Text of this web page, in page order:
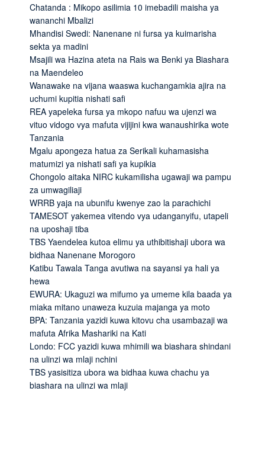
Chatanda : Mikopo asilimia 10 imebadili maisha ya
wananchi Mbalizi
Mhandisi Swedi: Nanenane ni fursa ya kuimarisha
sekta ya madini
Msajili wa Hazina ateta na Rais wa Benki ya Biashara
na Maendeleo
Wanawake na vijana waaswa kuchangamkia ajira na
uchumi kupitia nishati safi
REA yapeleka fursa ya mkopo nafuu wa ujenzi wa
vituo vidogo vya mafuta vijijini kwa wanaushirika wote
Tanzania
Mgalu apongeza hatua za Serikali kuhamasisha
matumizi ya nishati safi ya kupikia
Chongolo aitaka NIRC kukamilisha ugawaji wa pampu
za umwagiliaji
WRRB yaja na ubunifu kwenye zao la parachichi
TAMESOT yakemea vitendo vya udanganyifu, utapeli
na uposhaji tiba
TBS Yaendelea kutoa elimu ya uthibitishaji ubora wa
bidhaa Nanenane Morogoro
Katibu Tawala Tanga avutiwa na sayansi ya hali ya
hewa
EWURA: Ukaguzi wa mifumo ya umeme kila baada ya
miaka mitano unaweza kuzuia majanga ya moto
BPA: Tanzania yazidi kuwa kitovu cha usambazaji wa
mafuta Afrika Mashariki na Kati
Londo: FCC yazidi kuwa mhimili wa biashara shindani
na ulinzi wa mlaji nchini
TBS yasisitiza ubora wa bidhaa kuwa chachu ya
biashara na ulinzi wa mlaji